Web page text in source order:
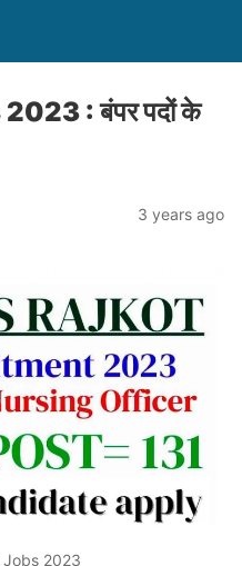
: बंपर पदों के
3 years ago
Jobs 2023